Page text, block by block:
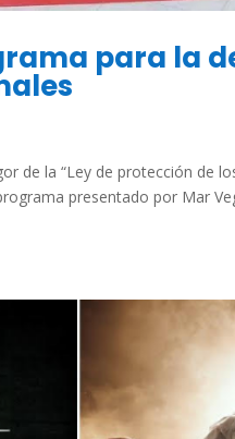
para la
de la “Ley de protección de
presentado por Mar